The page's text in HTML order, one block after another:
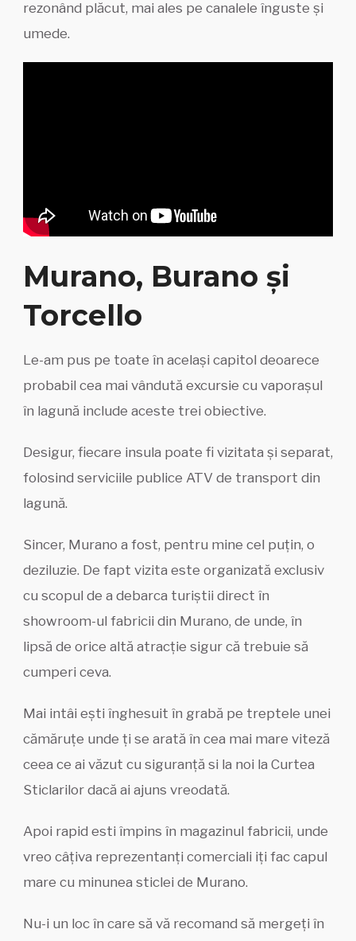
rezonând plăcut, mai ales pe canalele înguste și
umede.
Murano, Burano și
Torcello
Le-am pus pe toate în același capitol deoarece
probabil cea mai vândută excursie cu vaporașul
în lagună include aceste trei obiective.
Desigur, fiecare insula poate fi vizitata și separat,
folosind serviciile publice ATV de transport din
lagună.
Sincer, Murano a fost, pentru mine cel puțin, o
deziluzie. De fapt vizita este organizată exclusiv
cu scopul de a debarca turiștii direct în
showroom-ul fabricii din Murano, de unde, în
lipsă de orice altă atracție sigur că trebuie să
cumperi ceva.
Mai intâi ești înghesuit în grabă pe treptele unei
cămăruțe unde ți se arată în cea mai mare viteză
ceea ce ai văzut cu siguranță si la noi la Curtea
Sticlarilor dacă ai ajuns vreodată.
Apoi rapid esti împins în magazinul fabricii, unde
vreo câțiva reprezentanți comerciali iți fac capul
mare cu minunea sticlei de Murano.
Nu-i un loc în care să vă recomand să mergeți în